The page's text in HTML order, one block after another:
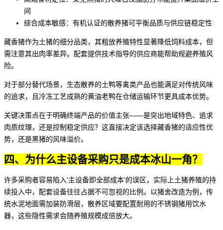
间
综合成本敏感：有机认证的散养猪可平衡品质与供应链稳定性
藏香猪作为土猪的细分品类，其粗放养殖特性显著降低饲料成本，但
需注意其出肉率差异。配套提供技术指导的供应商能帮助规避养殖风
险。
对于部分替代场景，生态散养的土鸭等禽类产品也能满足对传统风味
的追求，且冷冻工艺成熟的黄油老鸭在仓储运输环节更具成本优势。
关键决策点在于明确终端产品的价值主张——是突出地域特色、追求
肉质纹理，还是控制稳定供应？这直接决定该选择藏香猪的适应性优
势，还是黑猪的风味溢价。
四、为什么主设备采购只是成本冰山一角？
许多采购者容易陷入'主设备即全部成本'的误区，实际上土猪养殖的持
续投入中，配套设备往往占据不可忽视的比例。以猪舍改造为例，传
统水泥地面需加装防滑层，散养区域要配置耐用的不锈钢猪用饮水
器，这些隐性需求会随养殖规模成倍放大。